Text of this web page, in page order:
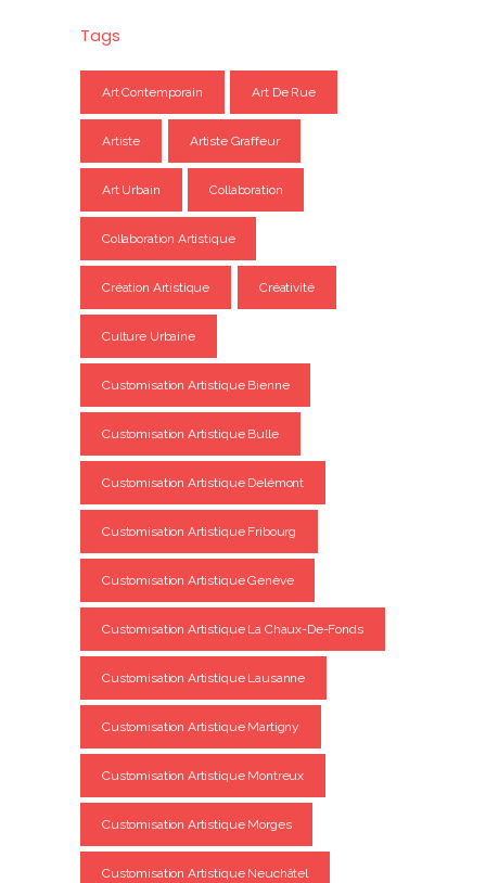
Tags
Art Contemporain Art De Rue
Artiste Artiste Graffeur
Art Urbain Collaboration
Collaboration Artistique
Création Artistique Créativité
Culture Urbaine
Customisation Artistique Bienne
Customisation Artistique Bulle
Customisation Artistique Delémont
Customisation Artistique Fribourg
Customisation Artistique Genève
Customisation Artistique La Chaux-De-Fonds
Customisation Artistique Lausanne
Customisation Artistique Martigny
Customisation Artistique Montreux
Customisation Artistique Morges
Customisation Artistique Neuchâtel